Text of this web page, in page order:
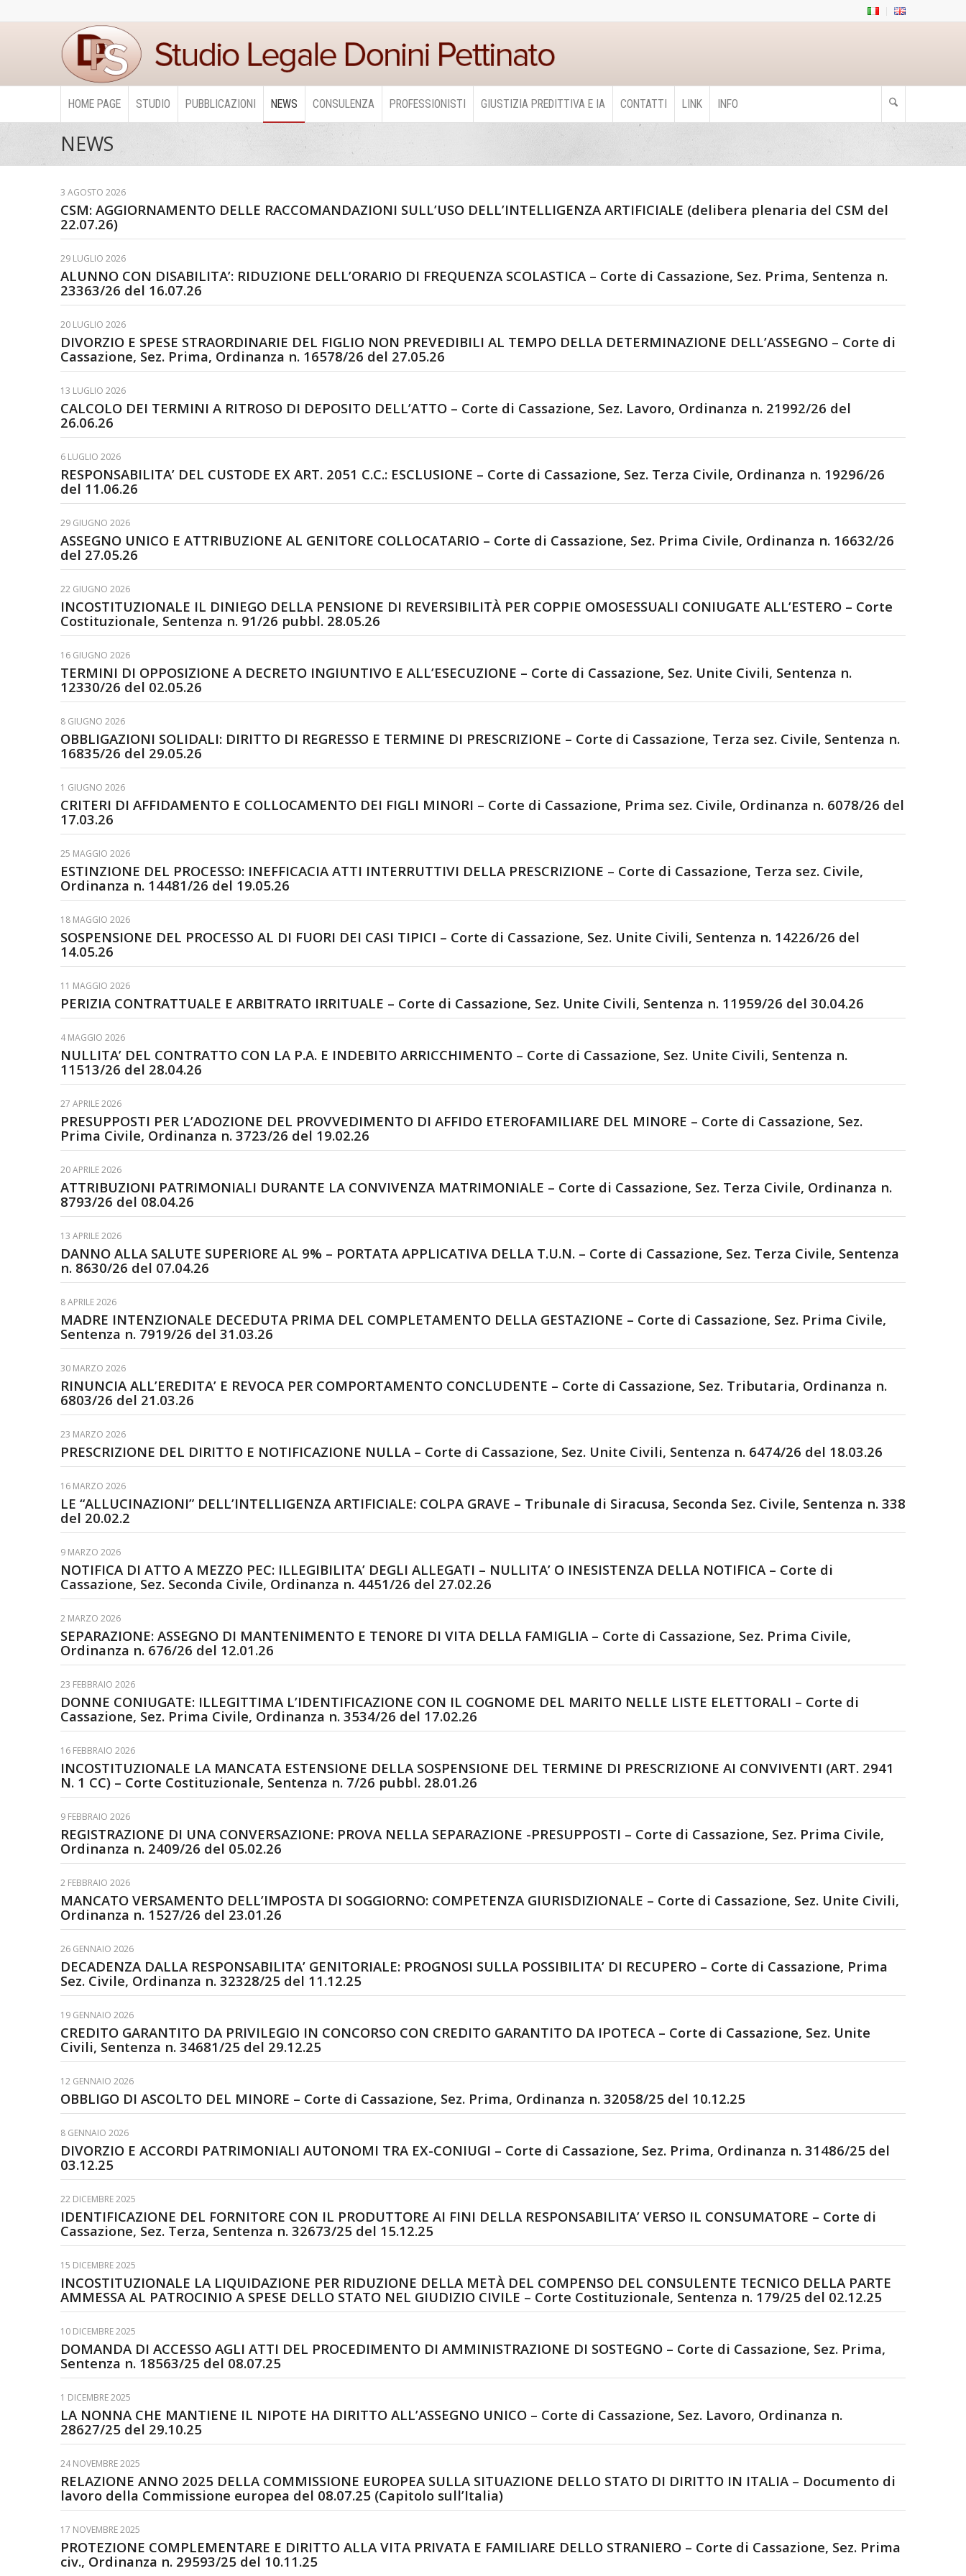
HOME PAGE STUDIO PUBBLICAZIONI NEWS CONSULENZA PROFESSIONISTI GIUSTIZIA PREDITTIVA E IA CONTATTI LINK INFO
NEWS
3 AGOSTO 2026
CSM: AGGIORNAMENTO DELLE RACCOMANDAZIONI SULL’USO DELL’INTELLIGENZA ARTIFICIALE (delibera plenaria del CSM del
22.07.26)
29 LUGLIO 2026
ALUNNO CON DISABILITA’: RIDUZIONE DELL’ORARIO DI FREQUENZA SCOLASTICA – Corte di Cassazione, Sez. Prima, Sentenza n.
23363/26 del 16.07.26
20 LUGLIO 2026
DIVORZIO E SPESE STRAORDINARIE DEL FIGLIO NON PREVEDIBILI AL TEMPO DELLA DETERMINAZIONE DELL’ASSEGNO – Corte di
Cassazione, Sez. Prima, Ordinanza n. 16578/26 del 27.05.26
13 LUGLIO 2026
CALCOLO DEI TERMINI A RITROSO DI DEPOSITO DELL’ATTO – Corte di Cassazione, Sez. Lavoro, Ordinanza n. 21992/26 del
26.06.26
6 LUGLIO 2026
RESPONSABILITA’ DEL CUSTODE EX ART. 2051 C.C.: ESCLUSIONE – Corte di Cassazione, Sez. Terza Civile, Ordinanza n. 19296/26
del 11.06.26
29 GIUGNO 2026
ASSEGNO UNICO E ATTRIBUZIONE AL GENITORE COLLOCATARIO – Corte di Cassazione, Sez. Prima Civile, Ordinanza n. 16632/26
del 27.05.26
22 GIUGNO 2026
INCOSTITUZIONALE IL DINIEGO DELLA PENSIONE DI REVERSIBILITÀ PER COPPIE OMOSESSUALI CONIUGATE ALL’ESTERO – Corte
Costituzionale, Sentenza n. 91/26 pubbl. 28.05.26
16 GIUGNO 2026
TERMINI DI OPPOSIZIONE A DECRETO INGIUNTIVO E ALL’ESECUZIONE – Corte di Cassazione, Sez. Unite Civili, Sentenza n.
12330/26 del 02.05.26
8 GIUGNO 2026
OBBLIGAZIONI SOLIDALI: DIRITTO DI REGRESSO E TERMINE DI PRESCRIZIONE – Corte di Cassazione, Terza sez. Civile, Sentenza n.
16835/26 del 29.05.26
1 GIUGNO 2026
CRITERI DI AFFIDAMENTO E COLLOCAMENTO DEI FIGLI MINORI – Corte di Cassazione, Prima sez. Civile, Ordinanza n. 6078/26 del
17.03.26
25 MAGGIO 2026
ESTINZIONE DEL PROCESSO: INEFFICACIA ATTI INTERRUTTIVI DELLA PRESCRIZIONE – Corte di Cassazione, Terza sez. Civile,
Ordinanza n. 14481/26 del 19.05.26
18 MAGGIO 2026
SOSPENSIONE DEL PROCESSO AL DI FUORI DEI CASI TIPICI – Corte di Cassazione, Sez. Unite Civili, Sentenza n. 14226/26 del
14.05.26
11 MAGGIO 2026
PERIZIA CONTRATTUALE E ARBITRATO IRRITUALE – Corte di Cassazione, Sez. Unite Civili, Sentenza n. 11959/26 del 30.04.26
4 MAGGIO 2026
NULLITA’ DEL CONTRATTO CON LA P.A. E INDEBITO ARRICCHIMENTO – Corte di Cassazione, Sez. Unite Civili, Sentenza n.
11513/26 del 28.04.26
27 APRILE 2026
PRESUPPOSTI PER L’ADOZIONE DEL PROVVEDIMENTO DI AFFIDO ETEROFAMILIARE DEL MINORE – Corte di Cassazione, Sez.
Prima Civile, Ordinanza n. 3723/26 del 19.02.26
20 APRILE 2026
ATTRIBUZIONI PATRIMONIALI DURANTE LA CONVIVENZA MATRIMONIALE – Corte di Cassazione, Sez. Terza Civile, Ordinanza n.
8793/26 del 08.04.26
13 APRILE 2026
DANNO ALLA SALUTE SUPERIORE AL 9% – PORTATA APPLICATIVA DELLA T.U.N. – Corte di Cassazione, Sez. Terza Civile, Sentenza
n. 8630/26 del 07.04.26
8 APRILE 2026
MADRE INTENZIONALE DECEDUTA PRIMA DEL COMPLETAMENTO DELLA GESTAZIONE – Corte di Cassazione, Sez. Prima Civile,
Sentenza n. 7919/26 del 31.03.26
30 MARZO 2026
RINUNCIA ALL’EREDITA’ E REVOCA PER COMPORTAMENTO CONCLUDENTE – Corte di Cassazione, Sez. Tributaria, Ordinanza n.
6803/26 del 21.03.26
23 MARZO 2026
PRESCRIZIONE DEL DIRITTO E NOTIFICAZIONE NULLA – Corte di Cassazione, Sez. Unite Civili, Sentenza n. 6474/26 del 18.03.26
16 MARZO 2026
LE “ALLUCINAZIONI” DELL’INTELLIGENZA ARTIFICIALE: COLPA GRAVE – Tribunale di Siracusa, Seconda Sez. Civile, Sentenza n. 338
del 20.02.2
9 MARZO 2026
NOTIFICA DI ATTO A MEZZO PEC: ILLEGIBILITA’ DEGLI ALLEGATI – NULLITA’ O INESISTENZA DELLA NOTIFICA – Corte di
Cassazione, Sez. Seconda Civile, Ordinanza n. 4451/26 del 27.02.26
2 MARZO 2026
SEPARAZIONE: ASSEGNO DI MANTENIMENTO E TENORE DI VITA DELLA FAMIGLIA – Corte di Cassazione, Sez. Prima Civile,
Ordinanza n. 676/26 del 12.01.26
23 FEBBRAIO 2026
DONNE CONIUGATE: ILLEGITTIMA L’IDENTIFICAZIONE CON IL COGNOME DEL MARITO NELLE LISTE ELETTORALI – Corte di
Cassazione, Sez. Prima Civile, Ordinanza n. 3534/26 del 17.02.26
16 FEBBRAIO 2026
INCOSTITUZIONALE LA MANCATA ESTENSIONE DELLA SOSPENSIONE DEL TERMINE DI PRESCRIZIONE AI CONVIVENTI (ART. 2941
N. 1 CC) – Corte Costituzionale, Sentenza n. 7/26 pubbl. 28.01.26
9 FEBBRAIO 2026
REGISTRAZIONE DI UNA CONVERSAZIONE: PROVA NELLA SEPARAZIONE -PRESUPPOSTI – Corte di Cassazione, Sez. Prima Civile,
Ordinanza n. 2409/26 del 05.02.26
2 FEBBRAIO 2026
MANCATO VERSAMENTO DELL’IMPOSTA DI SOGGIORNO: COMPETENZA GIURISDIZIONALE – Corte di Cassazione, Sez. Unite Civili,
Ordinanza n. 1527/26 del 23.01.26
26 GENNAIO 2026
DECADENZA DALLA RESPONSABILITA’ GENITORIALE: PROGNOSI SULLA POSSIBILITA’ DI RECUPERO – Corte di Cassazione, Prima
Sez. Civile, Ordinanza n. 32328/25 del 11.12.25
19 GENNAIO 2026
CREDITO GARANTITO DA PRIVILEGIO IN CONCORSO CON CREDITO GARANTITO DA IPOTECA – Corte di Cassazione, Sez. Unite
Civili, Sentenza n. 34681/25 del 29.12.25
12 GENNAIO 2026
OBBLIGO DI ASCOLTO DEL MINORE – Corte di Cassazione, Sez. Prima, Ordinanza n. 32058/25 del 10.12.25
8 GENNAIO 2026
DIVORZIO E ACCORDI PATRIMONIALI AUTONOMI TRA EX-CONIUGI – Corte di Cassazione, Sez. Prima, Ordinanza n. 31486/25 del
03.12.25
22 DICEMBRE 2025
IDENTIFICAZIONE DEL FORNITORE CON IL PRODUTTORE AI FINI DELLA RESPONSABILITA’ VERSO IL CONSUMATORE – Corte di
Cassazione, Sez. Terza, Sentenza n. 32673/25 del 15.12.25
15 DICEMBRE 2025
INCOSTITUZIONALE LA LIQUIDAZIONE PER RIDUZIONE DELLA METÀ DEL COMPENSO DEL CONSULENTE TECNICO DELLA PARTE
AMMESSA AL PATROCINIO A SPESE DELLO STATO NEL GIUDIZIO CIVILE – Corte Costituzionale, Sentenza n. 179/25 del 02.12.25
10 DICEMBRE 2025
DOMANDA DI ACCESSO AGLI ATTI DEL PROCEDIMENTO DI AMMINISTRAZIONE DI SOSTEGNO – Corte di Cassazione, Sez. Prima,
Sentenza n. 18563/25 del 08.07.25
1 DICEMBRE 2025
LA NONNA CHE MANTIENE IL NIPOTE HA DIRITTO ALL’ASSEGNO UNICO – Corte di Cassazione, Sez. Lavoro, Ordinanza n.
28627/25 del 29.10.25
24 NOVEMBRE 2025
RELAZIONE ANNO 2025 DELLA COMMISSIONE EUROPEA SULLA SITUAZIONE DELLO STATO DI DIRITTO IN ITALIA – Documento di
lavoro della Commissione europea del 08.07.25 (Capitolo sull’Italia)
17 NOVEMBRE 2025
PROTEZIONE COMPLEMENTARE E DIRITTO ALLA VITA PRIVATA E FAMILIARE DELLO STRANIERO – Corte di Cassazione, Sez. Prima
civ., Ordinanza n. 29593/25 del 10.11.25